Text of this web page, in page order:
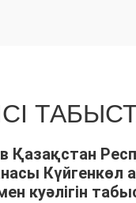
Қазақстан
куәлігін